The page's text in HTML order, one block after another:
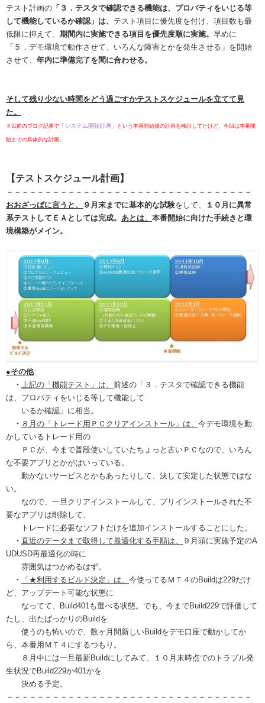
テスト計画の 「３．テスタで確認できる機能は、プロパティをいじる等
して機能しているか確認」は、 テスト項目に優先度を付け、項目数も最
低限に抑えて、 期間内に実施できる項目を優先度順に実施。 早めに
「５．デモ環境で動作させて、いろんな障害とかを発生させる」を開始
させて、 年内に準備完了を間に合わせる。
そして残り少ない時間をどう過ごすかテストスケジュールを立てて見
た。
＃以前のブログ記事で「 システム開始計画 」という本番開始後の計画を検討してたけど、今回は本番開
始までの具体的な計画。
【テストスケジュール計画】
－－－－－－－－－－－－－－－－－－－－－－－－－－－－－－－－
おおざっぱに言うと、
９月末までに基本的な試験をして、
１０月に異常
系テストしてＥＡとしては完成。 あとは、 本番開始に向けた手続きと環
境構築がメイン。
●その他
・
上記の「機能テスト」は、 前述の「３．テスタで確認できる機能
は、プロパティをいじる等して機能して
いるか確認」に相当。
・ ８月の「トレード用ＰＣクリアインストール」は、 今デモ環境を動
かしているトレード用の
ＰＣが、今まで普段使いしていたちょっと古いＰＣなので、いろん
な不要アプリとかがはいっている。
動かないサービスとかもあったりして、決して安定した状態ではな
い。
なので、一旦クリアインストールして、プリインストールされた不
要なアプリは削除して、
トレードに必要なソフトだけを追加インストールすることにした。
・ 直近のデータまで取得して最適化する手順は、
９月頭に実施予定のA
UDUSD再最適化の時に
雰囲気はつかめるはず。
・
「★利用するビルド決定」は、 今使ってるＭＴ４のBuildは229だけ
ど、アップデート可能な状態に
なってて、Build401も選べる状態。でも、今までBuild229で評価して
たし、出たばっかりのBuildを
使うのも怖いので、数ヶ月間新しいBuildをデモ口座で動かしてか
ら、本番用ＭＴ４にするつもり。
８月中には一旦最新Buildにしてみて、１０月末時点でのトラブル発
生状況でBuild229か401かを
決める予定。
－－－－－－－－－－－－－－－－－－－－－－－－－－－－－－－－